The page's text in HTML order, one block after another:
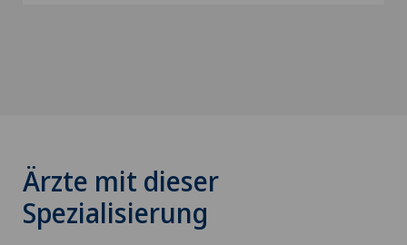
Ärzte mit dieser
Spezialisierung